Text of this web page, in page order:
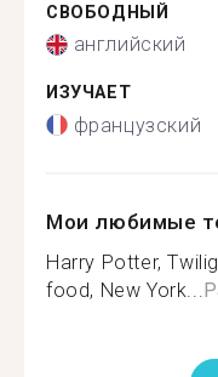
СВОБОДНЫЙ
английский
ИЗУЧАЕТ
французский
Мои любимые
Harry Potter,
food, New York...